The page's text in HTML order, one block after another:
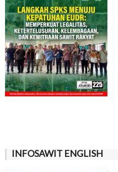
INFOSAWIT ENGLISH